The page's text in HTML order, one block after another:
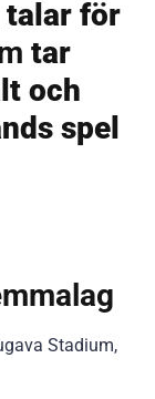
talar för
tar
och
spel
Stadium,